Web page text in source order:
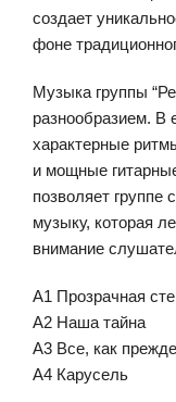
создает
фоне
Музыка группы
разнообразием. В
характерные
и мощные
позволяет
музыку, которая
внимание
A1 Прозрачная
A2 Наша тайна
A3 Все, как прежде
A4 Карусель